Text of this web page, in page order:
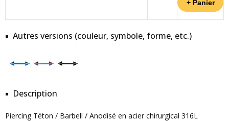
Autres versions (couleur, symbole, forme, etc.)
Description
Piercing Téton / Barbell / Anodisé en acier chirurgical 316L